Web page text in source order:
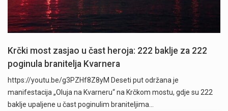
Krčki most zasjao u čast heroja: 222 baklje za 222
poginula branitelja Kvarnera
https://youtu.be/g3PZHf8Z8yM Deseti put održana je
manifestacija „Oluja na Kvarneru“ na Krčkom mostu, gdje su 222
baklje upaljene u čast poginulim braniteljima…